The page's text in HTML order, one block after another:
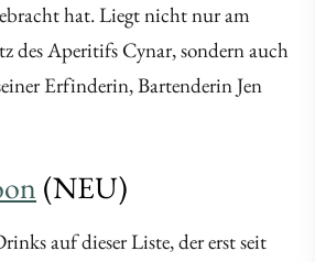
hat. Liegt nicht nur am
des Aperitifs Cynar, sondern auch
Erfinderin, Bartenderin Jen
(NEU)
auf dieser Liste, der erst seit